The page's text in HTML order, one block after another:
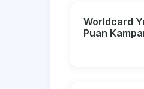
Worldcard
Puan